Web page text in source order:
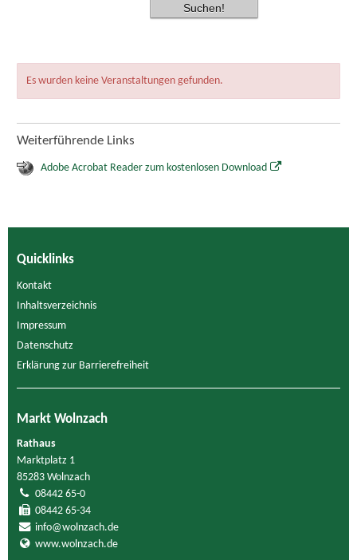
Es wurden keine Veranstaltungen gefunden.
Weiterführende Links
Adobe Acrobat Reader zum kostenlosen Download
Quicklinks
Kontakt
Inhaltsverzeichnis
Impressum
Datenschutz
Erklärung zur Barrierefreiheit
Markt Wolnzach
Rathaus
Marktplatz 1
85283 Wolnzach
08442 65-0
08442 65-34
info@wolnzach.de
www.wolnzach.de